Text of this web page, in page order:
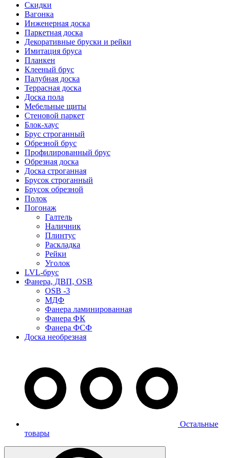
Скидки
Вагонка
Инженерная доска
Паркетная доска
Декоративные бруски и рейки
Имитация бруса
Планкен
Клееный брус
Палубная доска
Террасная доска
Доска пола
Мебельные щиты
Стеновой паркет
Блок-хаус
Брус строганный
Обрезной брус
Профилированный брус
Обрезная доска
Доска строганная
Брусок строганный
Брусок обрезной
Полок
Погонаж
Галтель
Наличник
Плинтус
Раскладка
Рейки
Уголок
LVL-брус
Фанера, ДВП, OSB
OSB -3
МДФ
Фанера ламинированная
Фанера ФК
Фанера ФСФ
Доска необрезная
Остальные
товары